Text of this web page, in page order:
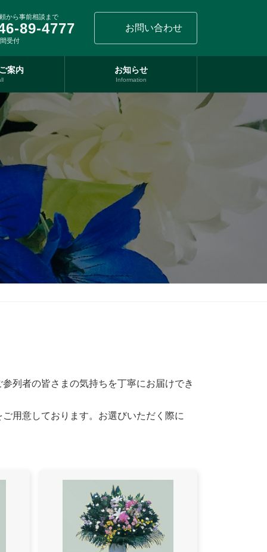
から事前相談まで
89-4777
受付
お問い合わせ
案内 お知らせ
Information
列者の皆さまの気持ちを丁寧にお届けでき
用意しております。お選びいただく際に